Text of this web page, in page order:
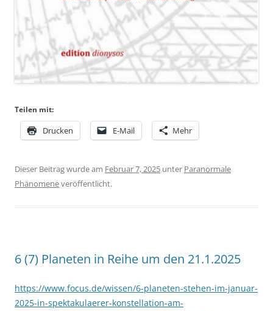
Teilen mit:
Drucken E-Mail Mehr
Dieser Beitrag wurde am Februar 7, 2025 unter Paranormale
Phänomeneveröffentlicht.
6 (7) Planeten in Reihe um den 21.1.2025
https://www.focus.de/wissen/6-planeten-stehen-im-januar-
2025-in-spektakulaerer-konstellation-am-